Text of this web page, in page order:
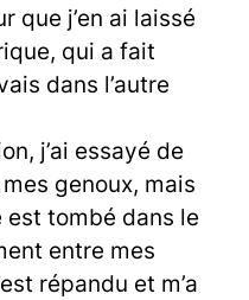
que j’en ai laissé
qui a fait
dans l’autre
j’ai essayé de
genoux, mais
tombé dans le
entre mes
répandu et m’a